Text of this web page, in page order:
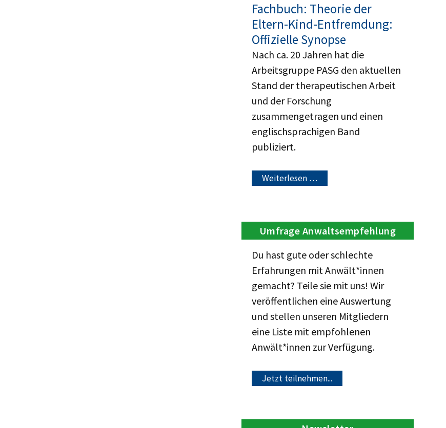
Fachbuch: Theorie der
Eltern-Kind-Entfremdung:
Offizielle Synopse
Nach ca. 20 Jahren hat die
Arbeitsgruppe PASG den aktuellen
Stand der therapeutischen Arbeit
und der Forschung
zusammengetragen und einen
englischsprachigen Band
publiziert.
Weiterlesen …
Umfrage Anwaltsempfehlung
Du hast gute oder schlechte
Erfahrungen mit Anwält*innen
gemacht? Teile sie mit uns! Wir
veröffentlichen eine Auswertung
und stellen unseren Mitgliedern
eine Liste mit empfohlenen
Anwält*innen zur Verfügung.
Jetzt teilnehmen...